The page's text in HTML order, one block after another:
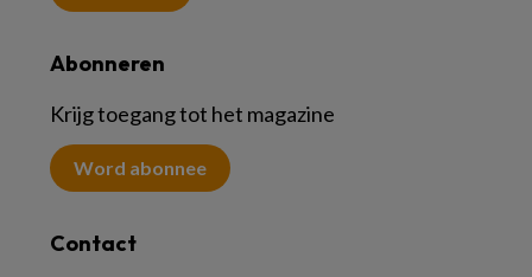
Abonneren
Krijg toegang tot het magazine
Word abonnee
Contact